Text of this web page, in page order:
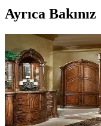
Ayrıca Bakınız
Dört Direkli
Arasındaki Farklar
Dört direkli yataklar ve
perde kullanımı ve
yatakların mekan
detaylandırılmaktadır.